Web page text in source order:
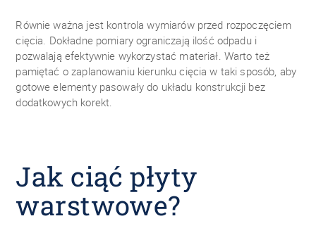
Równie ważna jest kontrola wymiarów przed rozpoczęciem
cięcia. Dokładne pomiary ograniczają ilość odpadu i
pozwalają efektywnie wykorzystać materiał. Warto też
pamiętać o zaplanowaniu kierunku cięcia w taki sposób, aby
gotowe elementy pasowały do układu konstrukcji bez
dodatkowych korekt.
Jak ciąć płyty
warstwowe?